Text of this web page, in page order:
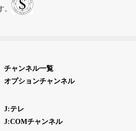
チャンネル一覧
オプションチャンネル
J:テレ
J:COMチャンネル